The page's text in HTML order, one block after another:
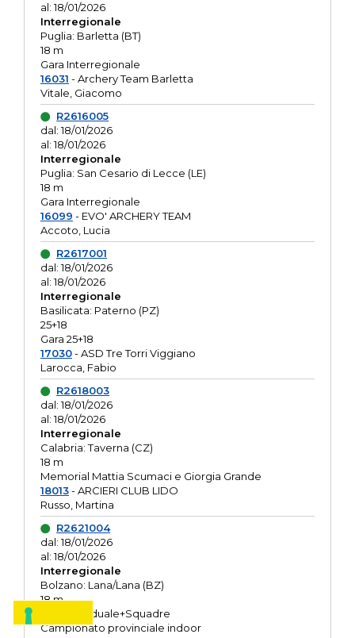
al: 18/01/2026
Interregionale
Puglia: Barletta (BT)
18 m
Gara Interregionale
16031 - Archery Team Barletta
Vitale, Giacomo
R2616005
dal: 18/01/2026
al: 18/01/2026
Interregionale
Puglia: San Cesario di Lecce (LE)
18 m
Gara Interregionale
16099 - EVO' ARCHERY TEAM
Accoto, Lucia
R2617001
dal: 18/01/2026
al: 18/01/2026
Interregionale
Basilicata: Paterno (PZ)
25+18
Gara 25+18
17030- ASD Tre Torri Viggiano
Larocca, Fabio
R2618003
dal: 18/01/2026
al: 18/01/2026
Interregionale
Calabria: Taverna (CZ)
18 m
Memorial Mattia Scumaci e Giorgia Grande
18013- ARCIERI CLUB LIDO
Russo, Martina
R2621004
dal: 18/01/2026
al: 18/01/2026
Interregionale
Bolzano: Lana/Lana (BZ)
18 m
O.R. Individuale+Squadre
Campionato provinciale indoor